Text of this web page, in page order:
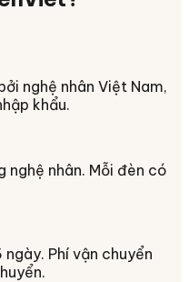
nghệ nhân Việt Nam,
khẩu.
nhân. Mỗi đèn có
Phí vận chuyển